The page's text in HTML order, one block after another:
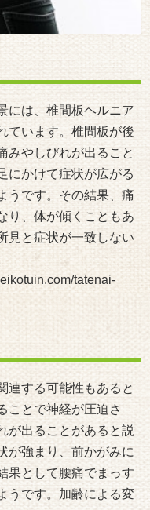
には、椎間板ヘルニア
ています。椎間板が後
みやしびれが出ること
にかけて症状が広がる
うです。その結果、痛
り、体が傾くこともあ
見と症状が一致しない
tatenai-
連する可能性もあると
ことで神経が圧迫さ
が出ることがあると説
が強まり、前かがみに
果として腰痛でまっす
うです。加齢による変